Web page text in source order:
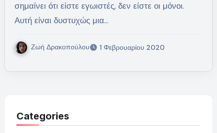
σημαίνει ότι είστε εγωιστές, δεν είστε οι μόνοι.
Αυτή είναι δυστυχώς μια…
Ζωή Δρακοπούλου 1 Φεβρουαρίου 2020
Categories